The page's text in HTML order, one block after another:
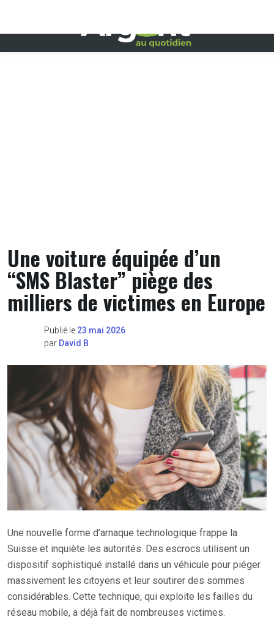
content
Une voiture équipée d’un
“SMS Blaster” piège des
milliers de victimes en Europe
Publié le 23 mai 2026
par David B
Une nouvelle forme d’arnaque technologique frappe la
Suisse et inquiète les autorités. Des escrocs utilisent un
dispositif sophistiqué installé dans un véhicule pour piéger
massivement les citoyens et leur soutirer des sommes
considérables. Cette technique, qui exploite les failles du
réseau mobile, a déjà fait de nombreuses victimes.